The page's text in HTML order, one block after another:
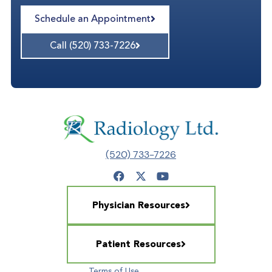
Schedule an Appointment
Call (520) 733-7226
(520) 733-7226
Physician Resources
Patient Resources